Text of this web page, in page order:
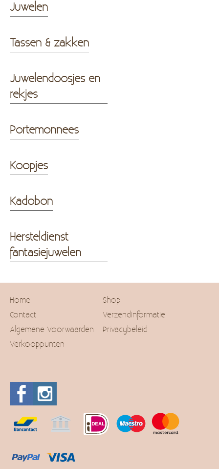
Juwelen
Tassen & zakken
Juwelendoosjes en
rekjes
Portemonnees
Koopjes
Kadobon
Hersteldienst
fantasiejuwelen
Home
Shop
Contact
Verzendinformatie
Algemene Voorwaarden
Privacybeleid
Verkooppunten